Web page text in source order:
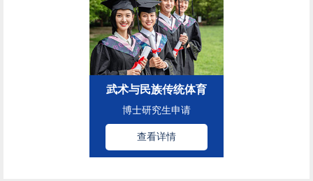
武术与民族传统体育
博士研究生申请
查看详情